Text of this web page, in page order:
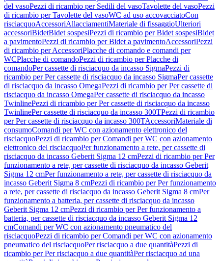
del vasoPezzi di ricambio per Sedili del vasoTavolette del vasoPezzi
di ricambio per Tavolette del vasoWC ad uso accovacciatoCon
risciacquoAccessoriAllacciamentiMateriale di fissaggioUlteriori
accessoriBidetBidet sospesiPezzi di ricambio per Bidet sospesiBidet
a pavimentoPezzi di ricambio per Bidet a pavimentoAccessoriPezzi
di ricambio per AccessoriPlacche di comando e comandi per
WCPlacche di comandoPezzi di ricambio per Placche di
comandoPer cassette di risciacquo da incasso SigmaPezzi di
ricambio per Per cassette di risciacquo da incasso SigmaPer cassette
di risciacquo da incasso OmegaPezzi di ricambio per Per cassette di
risciacquo da incasso OmegaPer cassette di risciacquo da incasso
TwinlinePezzi di ricambio per Per cassette di risciacquo da incasso
TwinlinePer cassette di risciacquo da incasso 300TPezzi di ricambio
per Per cassette di risciacquo da incasso 300TAccessoriMateriale di
consumoComandi per WC con azionamento elettronico del
risciacquoPezzi di ricambio per Comandi per WC con azionamento
elettronico del risciacquoPer funzionamento a rete, per cassette di
risciacquo da incasso Geberit Sigma 12 cmPezzi di ricambio per Per
funzionamento a rete, per cassette di risciacquo da incasso Geberit
Sigma 12 cmPer funzionamento a rete, per cassette di risciacquo da
incasso Geberit Sigma 8 cmPezzi di ricambio per Per funzionamento
a rete, per cassette di risciacquo da incasso Geberit Sigma 8 cmPer
funzionamento a batteria, per cassette di risciacquo da incasso
Geberit Sigma 12 cmPezzi di ricambio per Per funzionamento a
batteria, per cassette di risciacquo da incasso Geberit Sigma 12
cmComandi per WC con azionamento pneumatico del
risciacquoPezzi di ricambio per Comandi per WC con azionamento
pneumatico del risciacquoPer risciacquo a due quantitàPezzi di
ricambio per Per risciacquo a due quantitàPer risciacquo ad una